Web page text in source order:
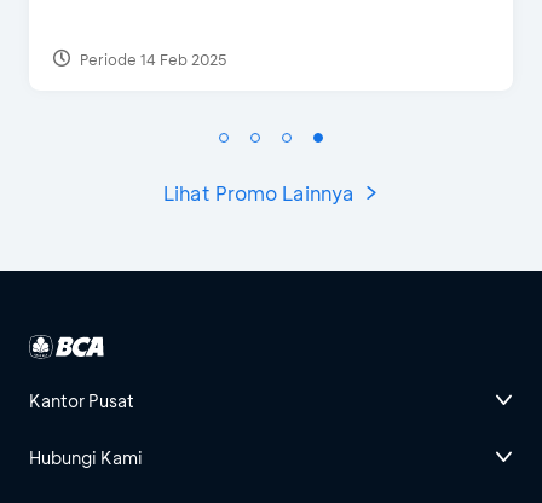
Periode 17 Sep 2023
Lihat Promo Lainnya
Kantor Pusat
Hubungi Kami